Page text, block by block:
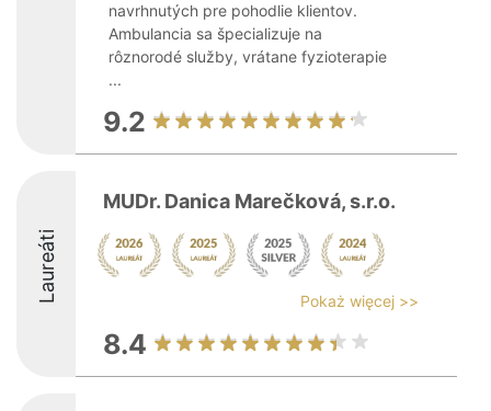
navrhnutých pre pohodlie klientov.
Ambulancia sa špecializuje na
rôznorodé služby, vrátane fyzioterapie
...
9.2
Laureáti
MUDr. Danica Marečková, s.r.o.
Pokaż więcej >>
8.4